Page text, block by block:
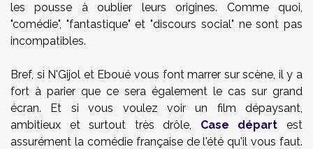
les pousse à oublier leurs origines. Comme quoi,
"comédie", "fantastique" et "discours social" ne sont pas
incompatibles.
Bref, si N'Gijol et Eboué vous font marrer sur scène, il y a
fort à parier que ce sera également le cas sur grand
écran. Et si vous voulez voir un film dépaysant,
ambitieux et surtout très drôle, Case départ est
assurément la comédie française de l'été qu'il vous faut.